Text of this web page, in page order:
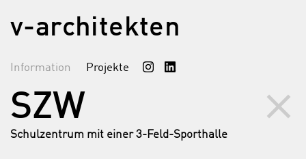
v-architekten
Information Projekte
SZW
Schulzentrum mit einer 3-Feld-Sporthalle
clear